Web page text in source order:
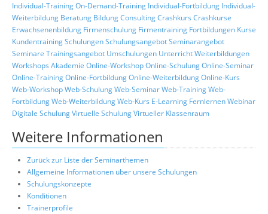
Individual-TrainingOn-Demand-Training Individual-Fortbildung Individual-
Weiterbildung Beratung BildungConsultingCrashkurs Crashkurse
Erwachsenenbildung Firmenschulung Firmentraining Fortbildungen Kurse
KundentrainingSchulungenSchulungsangebotSeminarangebot
Seminare Trainingsangebot Umschulungen UnterrichtWeiterbildungen
Workshops Akademie Online-WorkshopOnline-SchulungOnline-Seminar
Online-TrainingOnline-FortbildungOnline-WeiterbildungOnline-Kurs
Web-WorkshopWeb-SchulungWeb-SeminarWeb-TrainingWeb-
FortbildungWeb-WeiterbildungWeb-Kurs E-Learning FernlernenWebinar
Digitale SchulungVirtuelle SchulungVirtueller Klassenraum
Weitere Informationen
Zurück zur Liste der Seminarthemen
Allgemeine Informationen über unsere Schulungen
Schulungskonzepte
Konditionen
Trainerprofile